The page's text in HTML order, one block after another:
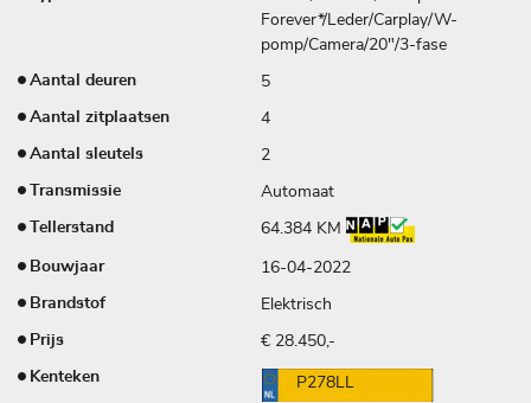
Forever*/Leder/Carplay/W-
pomp/Camera/20"/3-fase
Aantal deuren 5
Aantal zitplaatsen 4
Aantal sleutels 2
Transmissie Automaat
Tellerstand 64.384 KM
Bouwjaar 16-04-2022
Brandstof Elektrisch
Prijs € 28.450,-
Kenteken P278LL